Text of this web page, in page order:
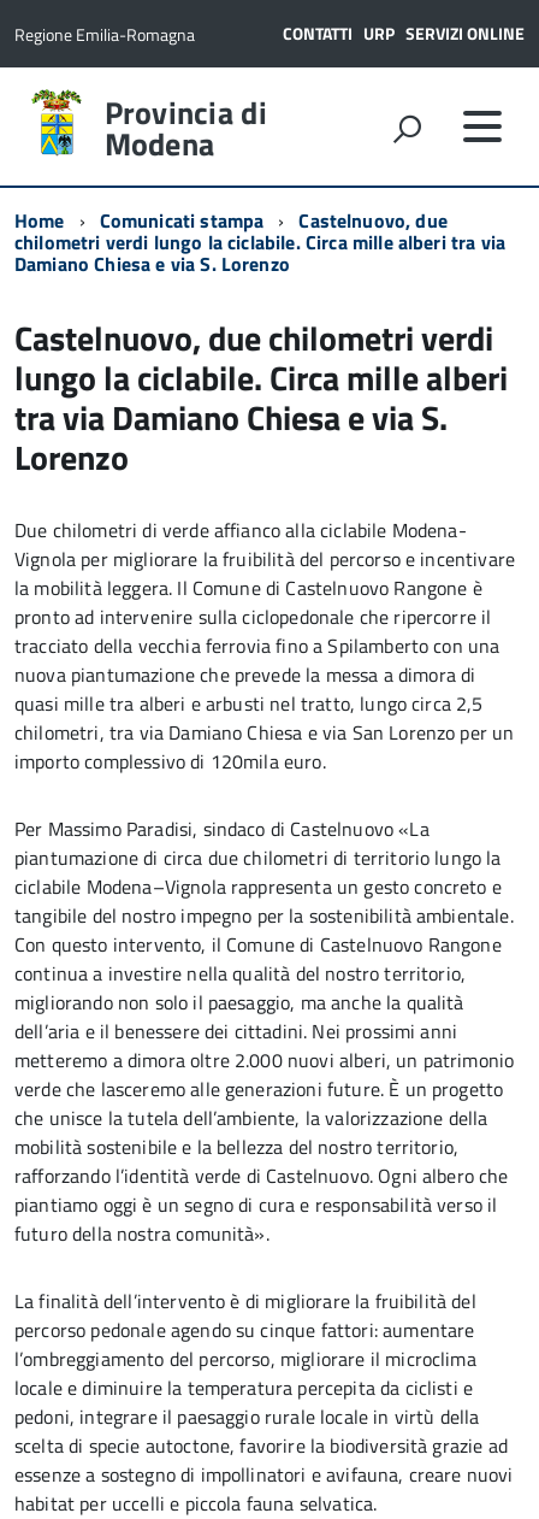
Regione Emilia-Romagna CONTATTI URP SERVIZI ONLINE
Provincia di
Modena
Home Comunicati stampa Castelnuovo, due
chilometri verdi lungo la ciclabile. Circa mille alberi tra via
Damiano Chiesa e via S. Lorenzo
Castelnuovo, due chilometri verdi
lungo la ciclabile. Circa mille alberi
tra via Damiano Chiesa e via S.
Lorenzo
Due chilometri di verde affianco alla ciclabile Modena-
Vignola per migliorare la fruibilità del percorso e incentivare
la mobilità leggera. Il Comune di Castelnuovo Rangone è
pronto ad intervenire sulla ciclopedonale che ripercorre il
tracciato della vecchia ferrovia fino a Spilamberto con una
nuova piantumazione che prevede la messa a dimora di
quasi mille tra alberi e arbusti nel tratto, lungo circa 2,5
chilometri, tra via Damiano Chiesa e via San Lorenzo per un
importo complessivo di 120mila euro.
Per Massimo Paradisi, sindaco di Castelnuovo «La
piantumazione di circa due chilometri di territorio lungo la
ciclabile Modena–Vignola rappresenta un gesto concreto e
tangibile del nostro impegno per la sostenibilità ambientale.
Con questo intervento, il Comune di Castelnuovo Rangone
continua a investire nella qualità del nostro territorio,
migliorando non solo il paesaggio, ma anche la qualità
dell’aria e il benessere dei cittadini. Nei prossimi anni
metteremo a dimora oltre 2.000 nuovi alberi, un patrimonio
verde che lasceremo alle generazioni future. È un progetto
che unisce la tutela dell’ambiente, la valorizzazione della
mobilità sostenibile e la bellezza del nostro territorio,
rafforzando l’identità verde di Castelnuovo. Ogni albero che
piantiamo oggi è un segno di cura e responsabilità verso il
futuro della nostra comunità».
La finalità dell’intervento è di migliorare la fruibilità del
percorso pedonale agendo su cinque fattori: aumentare
l’ombreggiamento del percorso, migliorare il microclima
locale e diminuire la temperatura percepita da ciclisti e
pedoni, integrare il paesaggio rurale locale in virtù della
scelta di specie autoctone, favorire la biodiversità grazie ad
essenze a sostegno di impollinatori e avifauna, creare nuovi
habitat per uccelli e piccola fauna selvatica.